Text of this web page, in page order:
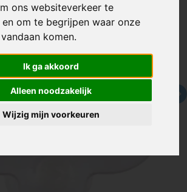
ons websiteverkeer te
en om te begrijpen waar onze
komen.
Ik ga akkoord
Alleen noodzakelijk
Wijzig mijn voorkeuren